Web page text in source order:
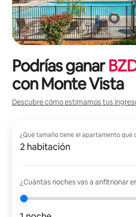
Podrías ganar
conMonte Vista
Descubre cómo estimamos tus
¿Qué tamaño tiene el apartamento que
2 habitación
¿Cuántas noches vas a anfitrionar